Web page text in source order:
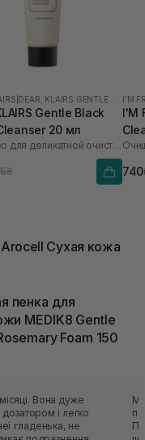
Gentle Black
20 мл
Средство для деликатной очистки лица
I'M
I'M
Сухая кожа
пенка для
MEDIK8 Gentle
Foam 150
Вона дуже
дозатором і легко
гладенька, не